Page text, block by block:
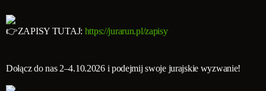
ZAPISY TUTAJ: https://jurarun.pl/zapisy
Dołącz do nas 2–4.10.2026 i podejmij swoje jurajskie wyzwanie!